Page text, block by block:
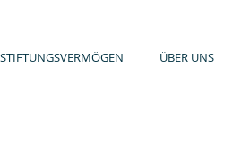
STIFTUNGSVERMÖGEN ÜBER UNS